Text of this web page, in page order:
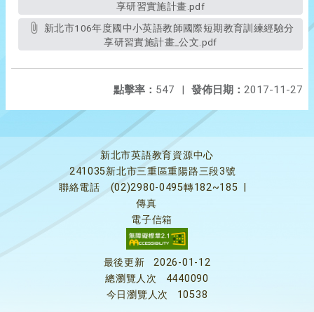
享研習實施計畫.pdf
享研習實施計畫_公文.pdf
發佈日期： 2017-11-27
點擊率： 547 |
新北市英語教育資源中心
241035新北市三重區重陽路三段3號
聯絡電話
(02)2980-0495轉182~185
傳真
電子信箱
最後更新
2026-01-12
總瀏覽人次
4440090
今日瀏覽人次
10538